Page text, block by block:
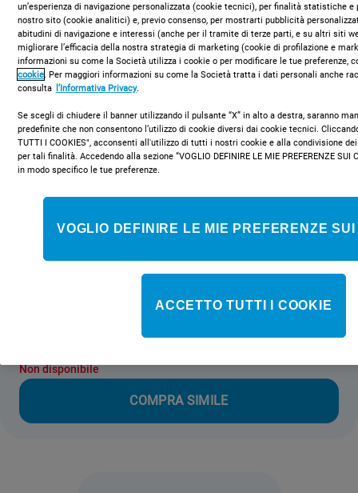
SPIW409LIN / O
Condizionatore Indesit - SPIW409LIN /
pompa di calore. Controllo remoto.
Non disponibile
COMPRA SIMILE
un’esperienza di navigazione personalizzata (cookie tecnici), per finalità statistiche e
nostro sito (cookie analitici) e, previo consenso, per mostrarti pubblicità
abitudini di navigazione e interessi (anche per il tramite di terze parti, e su altri siti
migliorare l’efficacia della nostra strategia di marketing (cookie di profilazione e
informazioni su come la Società utilizza i cookie o per modificare le tue preferenze,
cookie. Per maggiori informazioni su come la Società tratta i dati personali anche
consulta l’Informativa Privacy.
Se scegli di chiudere il banner utilizzando il pulsante “X” in alto a destra, saranno
predefinite che non consentono l’utilizzo di cookie diversi dai cookie tecnici.
TUTTI I COOKIES", acconsenti all'utilizzo di tutti i nostri cookie e alla condivisione
per tali finalità. Accedendo alla sezione “VOGLIO DEFINIRE LE MIE PREFERENZE SUI
in modo specifico le tue preferenze.
VOGLIO DEFINIRE LE MIE PREFERENZE
ACCETTO TUTTI I COOKIE